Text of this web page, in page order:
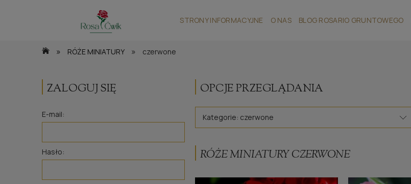
STRONY INFORMACYJNE O NAS BLOG ROSARIO GRUNTOWEGO
» RÓŻE MINIATURY » czerwone
ZALOGUJ SIĘ
E-mail:
Hasło:
OPCJE PRZEGLĄDANIA
Kategorie: czerwone
RÓŻE MINIATURY CZERWONE